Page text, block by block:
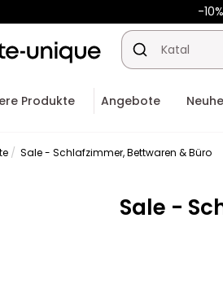
-
Produkte Angebote
Sale - Schlafzimmer, Bettwaren & Büro
Sale -